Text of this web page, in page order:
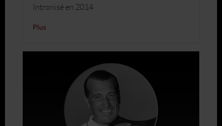
Intronisé en 2014
Plus